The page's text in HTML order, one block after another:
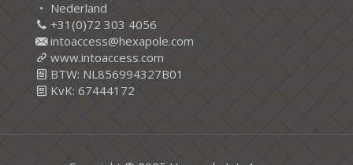
Nederland
+31(0)72 303 4056
intoaccess@hexapole.com
www.intoaccess.com
BTW: NL856994327B01
KvK: 67444172